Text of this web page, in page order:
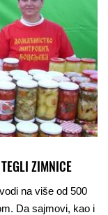
ZIMNICE
na više od 500
Da sajmovi, kao i